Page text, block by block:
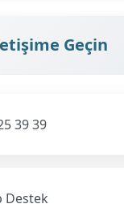
Geçin
39 39
Destek